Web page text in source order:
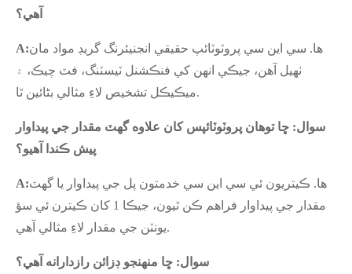
آهي؟
A:ها. سي اين سي پروٽوٽائپ حقيقي انجنيئرنگ گريڊ مواد مان
ٺهيل آهن، جيڪي انهن کي فنڪشنل ٽيسٽنگ، فٽ چيڪ، ۽
ميڪيڪل تشخيص لاءِ مثالي بڻائين ٿا.
سوال: ڇا توهان پروٽوٽائپس کان علاوه گهٽ مقدار جي پيداوار
پيش ڪندا آهيو؟
A:ها. ڪيتريون ئي سي اين سي خدمتون پل جي پيداوار يا گهٽ
مقدار جي پيداوار فراهم ڪن ٿيون، جيڪا 1 کان ڪيترن ئي سؤ
يونٽن جي مقدار لاءِ مثالي آهي.
سوال: ڇا منهنجو ڊزائن رازدارانه آهي؟